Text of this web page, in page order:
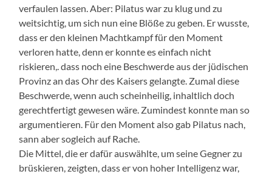
verfaulen lassen. Aber: Pilatus war zu klug und zu
weitsichtig, um sich nun eine Blöße zu geben. Er wusste,
dass er den kleinen Machtkampf für den Moment
verloren hatte, denn er konnte es einfach nicht
riskieren,. dass noch eine Beschwerde aus der jüdischen
Provinz an das Ohr des Kaisers gelangte. Zumal diese
Beschwerde, wenn auch scheinheilig, inhaltlich doch
gerechtfertigt gewesen wäre. Zumindest konnte man so
argumentieren. Für den Moment also gab Pilatus nach,
sann aber sogleich auf Rache.
Die Mittel, die er dafür auswählte, um seine Gegner zu
brüskieren, zeigten, dass er von hoher Intelligenz war,